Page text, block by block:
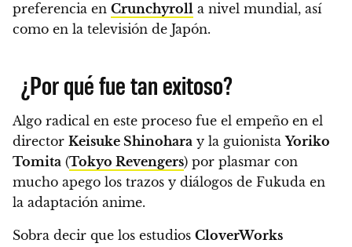
preferencia en Crunchyroll a nivel mundial, así
como en la televisión de Japón.
¿Por qué fue tan exitoso?
Algo radical en este proceso fue el empeño en el
director Keisuke Shinohara y la guionistaYoriko
Tomita (Tokyo Revengers) por plasmar con
mucho apego los trazos y diálogos de Fukuda en
la adaptación anime.
Sobra decir que los estudios CloverWorks